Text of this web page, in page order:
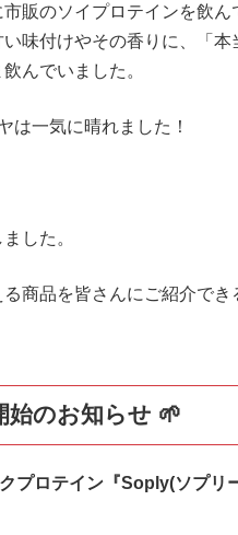
販のソイプロテインを飲ん
味付けやその香りに、「本
んでいました。
は一気に晴れました！
した。
商品を皆さんにご紹介でき
始のお知らせ 🌱
プロテイン『Soply(ソプリ